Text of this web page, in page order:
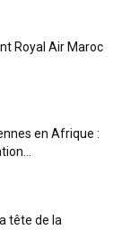
Royal Air Maroc
en Afrique :
tête de la